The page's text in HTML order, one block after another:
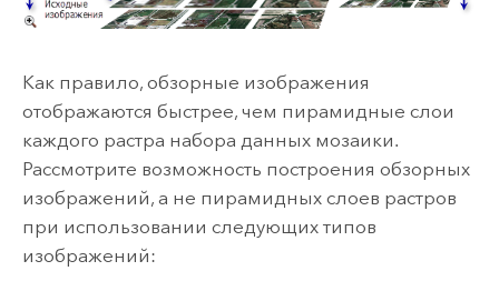
Как правило, обзорные изображения
отображаются быстрее, чем пирамидные слои
каждого растра набора данных мозаики.
Рассмотрите возможность построения обзорных
изображений, а не пирамидных слоев растров
при использовании следующих типов
изображений: